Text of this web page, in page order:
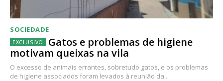
SOCIEDADE
Gatos e problemas de higiene
motivam queixas na vila
O excesso de animais errantes, sobretudo gatos, e os problemas
de higiene associados foram levados à reunião da...